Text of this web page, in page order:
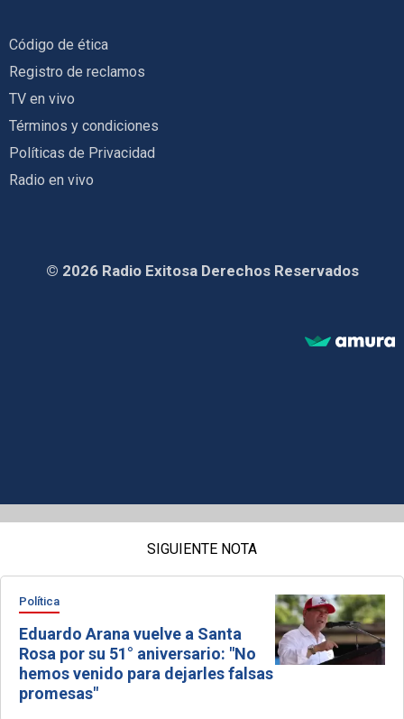
Código de ética
Registro de reclamos
TV en vivo
Términos y condiciones
Políticas de Privacidad
Radio en vivo
© 2026 Radio Exitosa Derechos Reservados
SIGUIENTE NOTA
Política
Eduardo Arana vuelve a Santa
Rosa por su 51° aniversario: "No
hemos venido para dejarles falsas
promesas"